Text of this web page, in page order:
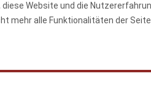
Website und die
mehr alle Funktionalitäten der